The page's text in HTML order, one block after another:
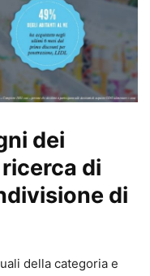
dei
di
di
della categoria e